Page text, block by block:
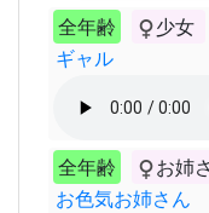
全年齢 少女
ギャル
全年齢 お姉
お色気お姉さん